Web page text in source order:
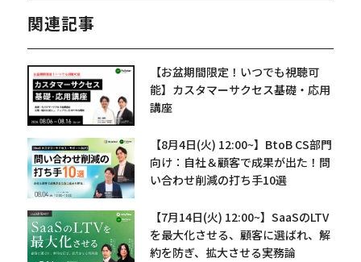
関連記事
【お盆期間限定！いつでも視聴可
能】カスタマーサクセス基礎・応用
講座
【8月4日(火) 12:00~】BtoB CS部門
向け：自社＆顧客で成果が出た！問
い合わせ削減の打ち手10選
【7月14日(火) 12:00~】SaaSのLTV
を最大化させる、顧客に選ばれ、解
約を防ぎ、拡大させる実務論